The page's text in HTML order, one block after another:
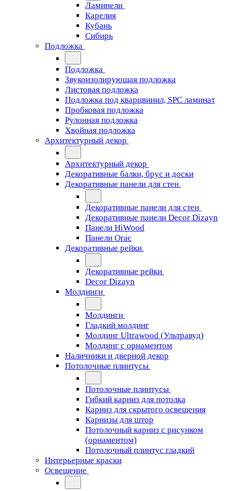
Ламинели
Карелия
Кубань
Сибирь
Подложка
Подложка
Звукоизолирующая подложка
Листовая подложка
Подложка под кварцвинил, SPC ламинат
Пробковая подложка
Рулонная подложка
Хвойная подложка
Архитектурный декор
Архитектурный декор
Декоративные балки, брус и доски
Декоративные панели для стен
Декоративные панели для стен
Декоративные панели Decor Dizayn
Панели HiWood
Панели Orac
Декоративные рейки
Декоративные рейки
Decor Dizayn
Молдинги
Молдинги
Гладкий молдинг
Молдинг Ultrawood (Ультравуд)
Молдинг с орнаментом
Наличники и дверной декор
Потолочные плинтусы
Потолочные плинтусы
Гибкий карниз для потолка
Карниз для скрытого освещения
Карнизы для штор
Потолочный карниз с рисунком
(орнаментом)
Потолочный плинтус гладкий
Интерьерные краски
Освещение